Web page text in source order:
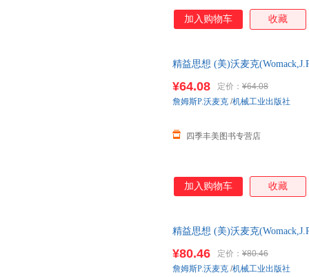
加入购物车 收藏
精益思想 (美)沃麦克
¥64.08 定价： ¥64.08
四季丰美图书专营店
詹姆斯P.沃麦克 /机械工业出版社
加入购物车 收藏
精益思想 (美)沃麦克
¥80.46 定价： ¥80.46
詹姆斯P.沃麦克 /机械工业出版社